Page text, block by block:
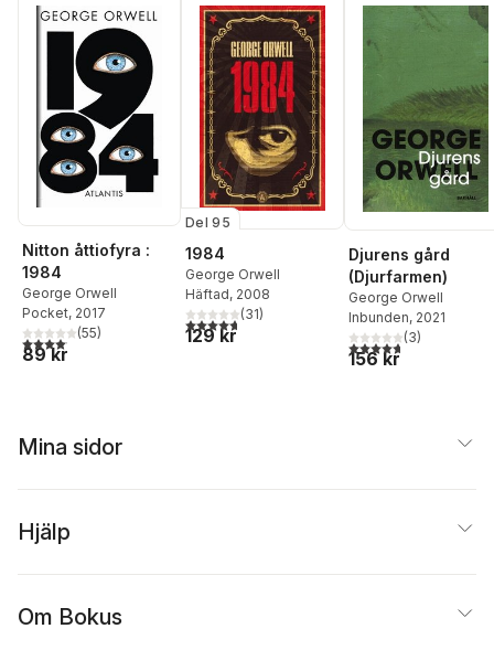
Nitton åttiofyra :
1984
George Orwell
Pocket, 2017
4,1utav 5 stjärnor. Totalt antal röster:
(55)
89 kr
Del 95
1984
George Orwell
Häftad, 2008
4,7utav 5 stjärnor. Totalt antal röster:
(31)
129 kr
Djurens gård
(Djurfarmen)
George Orwell
Inbunden, 2021
4,7utav 5 stjärnor.
(3)
156 kr
Mina sidor
Hjälp
Om Bokus